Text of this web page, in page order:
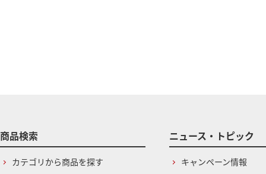
商品検索
カテゴリから商品を探す
ニュース・トピック
キャンペーン情報